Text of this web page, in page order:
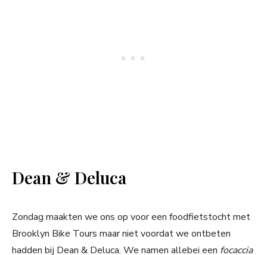
Dean & Deluca
Zondag maakten we ons op voor een foodfietstocht met
Brooklyn Bike Tours maar niet voordat we ontbeten
hadden bij Dean & Deluca. We namen allebei een focaccia